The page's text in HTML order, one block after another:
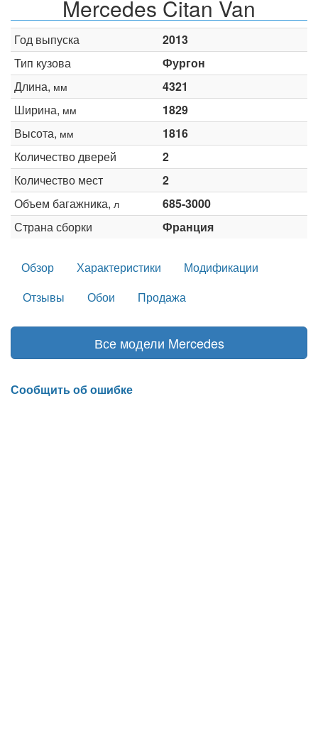
Mercedes Citan Van
Год выпуска
2013
Тип кузова
Фургон
Длина, мм
4321
Ширина, мм
1829
Высота, мм
1816
Количество дверей
2
Количество мест
2
Объем багажника, л
685-3000
Страна сборки
Франция
Обзор Характеристики
Модификации
Отзывы
Обои Продажа
Все модели Mercedes
Сообщить об ошибке